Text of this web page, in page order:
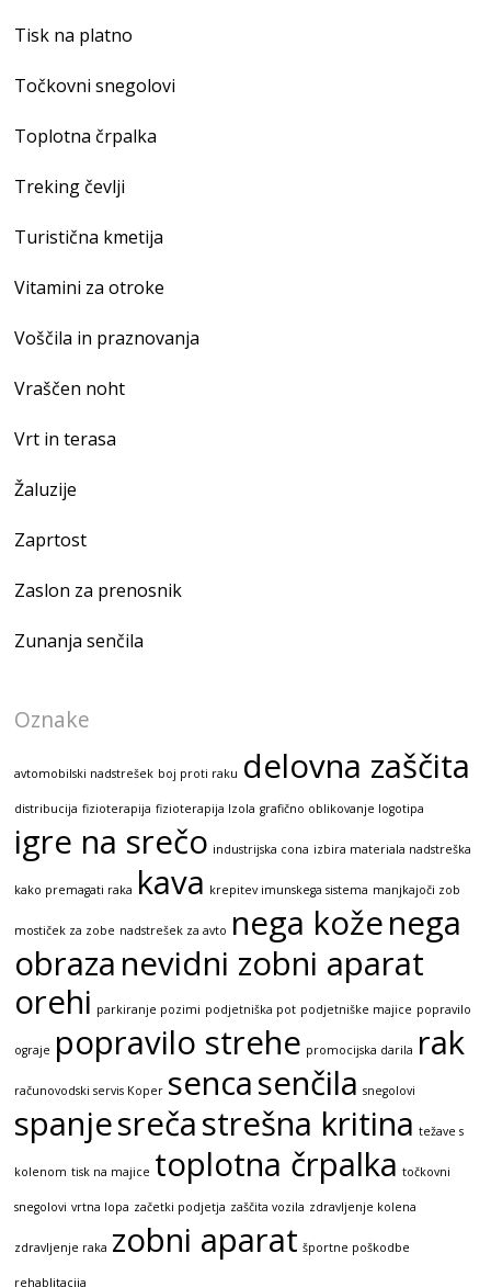
Tisk na platno
Točkovni snegolovi
Toplotna črpalka
Treking čevlji
Turistična kmetija
Vitamini za otroke
Voščila in praznovanja
Vraščen noht
Vrt in terasa
Žaluzije
Zaprtost
Zaslon za prenosnik
Zunanja senčila
Oznake
avtomobilski nadstrešek boj proti raku delovna zaščita
distribucija fizioterapija fizioterapija Izola grafično oblikovanje logotipa
igre na srečo industrijska cona izbira materiala nadstreška
kako premagati raka kava krepitev imunskega sistema manjkajoči zob
mostiček za zobe nadstrešek za avto nega koženega
obraza nevidni zobni aparat
orehi parkiranje pozimi podjetniška pot podjetniške majice popravilo
ograje popravilo strehe promocijska darila rak
računovodski servis Koper sencasenčila snegolovi
spanjesrečastrešna kritina težave s
kolenom tisk na majice toplotna črpalka točkovni
snegolovi vrtna lopa začetki podjetja zaščita vozila zdravljenje kolena
zdravljenje raka zobni aparat športne poškodbe
rehablitacija